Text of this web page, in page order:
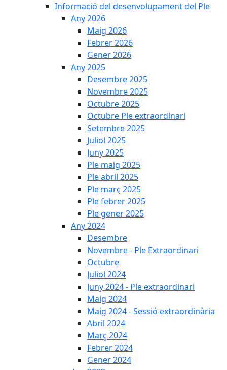
Informació del desenvolupament del Ple
Any 2026
Maig 2026
Febrer 2026
Gener 2026
Any 2025
Desembre 2025
Novembre 2025
Octubre 2025
Octubre Ple extraordinari
Setembre 2025
Juliol 2025
Juny 2025
Ple maig 2025
Ple abril 2025
Ple març 2025
Ple febrer 2025
Ple gener 2025
Any 2024
Desembre
Novembre - Ple Extraordinari
Octubre
Juliol 2024
Juny 2024 - Ple extraordinari
Maig 2024
Maig 2024 - Sessió extraordinària
Abril 2024
Març 2024
Febrer 2024
Gener 2024